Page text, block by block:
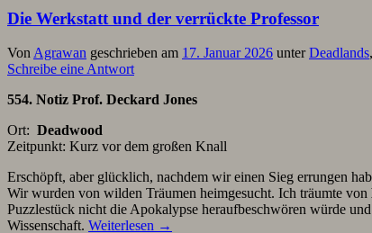
Die Werkstatt und der verrückte Professor
Von Agrawan geschrieben am 17. Januar 2026 unterDeadlands,
Schreibe eine Antwort
554. Notiz Prof. Deckard Jones
Ort: Deadwood
Zeitpunkt: Kurz vor dem großen Knall
Erschöpft, aber glücklich, nachdem wir einen Sieg errungen
Wir wurden von wilden Träumen heimgesucht. Ich träumte von
Puzzlestück nicht die Apokalypse heraufbeschwören würde
Wissenschaft. Weiterlesen →